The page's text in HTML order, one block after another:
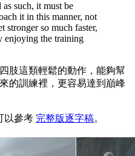
such, it must be
it in this manner, not
stronger so much faster,
enjoying the training
肢這類輕鬆的動作，能夠幫
的訓練裡，更容易達到巔峰
以參考 完整版逐字稿。